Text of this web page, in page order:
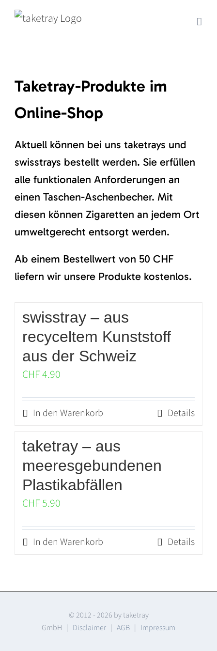
Skip
Taketray-Produkte im
Online-Shop
Aktuell können bei uns taketrays und
swisstrays bestellt werden. Sie erfüllen
alle funktionalen Anforderungen an
einen Taschen-Aschenbecher. Mit
diesen können Zigaretten an jedem Ort
umweltgerecht entsorgt werden.
Ab einem Bestellwert von 50 CHF
liefern wir unsere Produkte kostenlos.
swisstray – aus
recyceltem Kunststoff
aus der Schweiz
CHF4.90
In den Warenkorb Details
taketray – aus
meeresgebundenen
Plastikabfällen
CHF5.90
In den Warenkorb Details
© 2012 - 2026 by taketray
GmbH | Disclaimer | AGB | Impressum